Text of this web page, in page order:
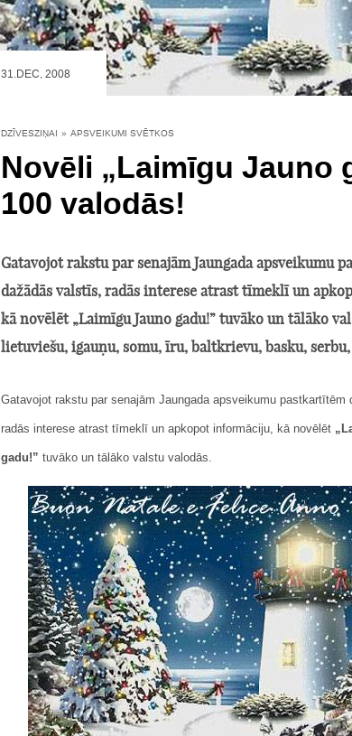
31.DEC, 2008
DZĪVESZIŅAI » APSVEIKUMI SVĒTKOS
Novēli „Laimīgu Jauno
100 valodās!
Gatavojot rakstu par senajām Jaungada apsveikumu
dažādās valstīs, radās interese atrast tīmeklī un
kā novēlēt „Laimīgu Jauno gadu!” tuvāko un tālāko
lietuviešu, igauņu, somu, īru, baltkrievu, basku,
Gatavojot rakstu par senajām Jaungada apsveikumu pastkartītēm
radās interese atrast tīmeklī un apkopot informāciju, kā novēlēt
gadu!” tuvāko un tālāko valstu valodās.